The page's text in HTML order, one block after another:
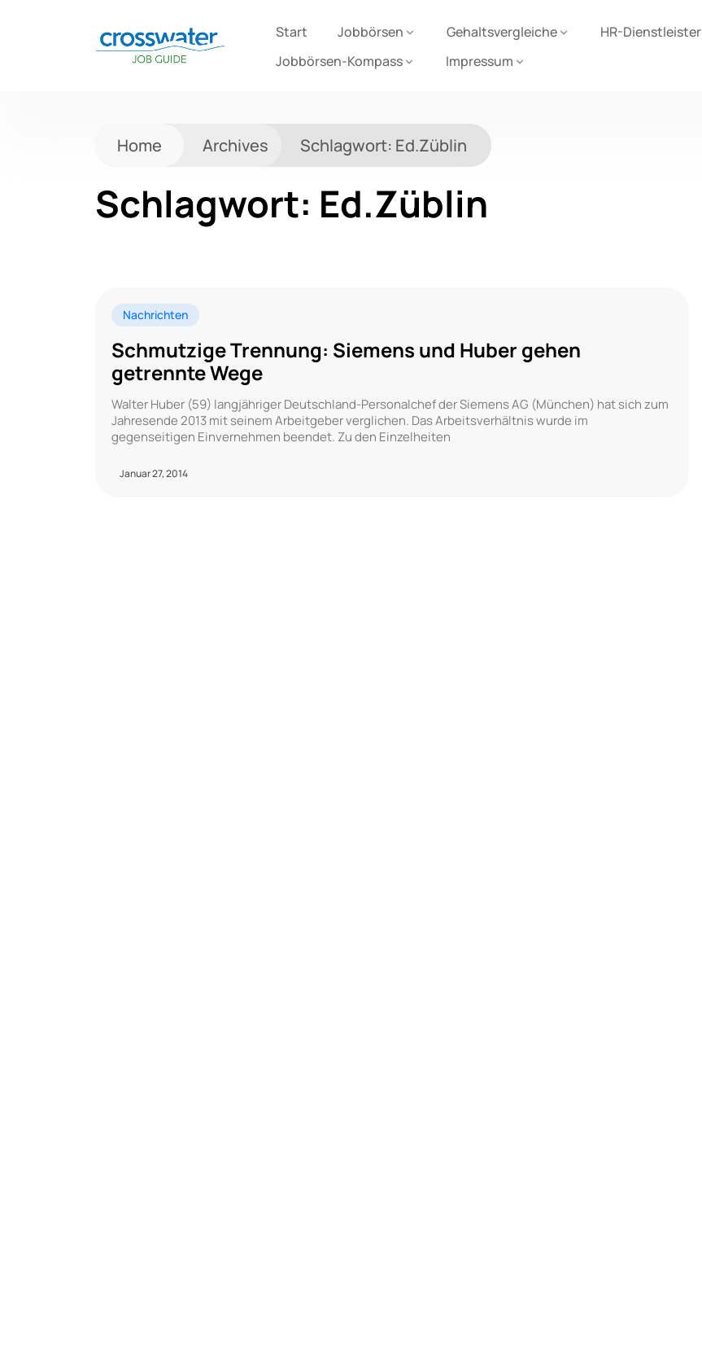
Start Jobbörsen Gehaltsvergleiche HR-Dienstleister
Jobbörsen-Kompass
Impressum
Home Archives Schlagwort: Ed.Züblin
Schlagwort: Ed.Züblin
Nachrichten
Schmutzige Trennung: Siemens und Huber gehen
getrennte Wege
Walter Huber (59) langjähriger Deutschland-Personalchef der Siemens AG (München) hat sich zum
Jahresende 2013 mit seinem Arbeitgeber verglichen. Das Arbeitsverhältnis wurde im
gegenseitigen Einvernehmen beendet. Zu den Einzelheiten
Januar 27, 2014